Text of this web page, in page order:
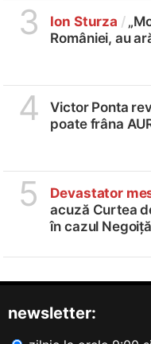
3 Ion Sturza /
României, au
4
Victor Ponta
poate frâna
5 Devastator
acuză Curtea
în cazul Negoiță
newsletter: